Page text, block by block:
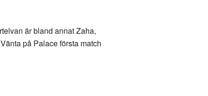
är bland annat Zaha,
på Palace första match